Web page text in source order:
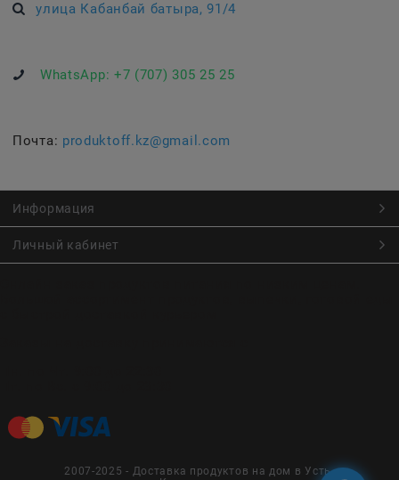
улица Кабанбай батыра, 91/4
WhatsApp: +7 (707) 305 25 25
Почта: produktoff.kz@gmail.com
Информация
Личный кабинет
2007-2025 - Доставка продуктов на дом в Усть-